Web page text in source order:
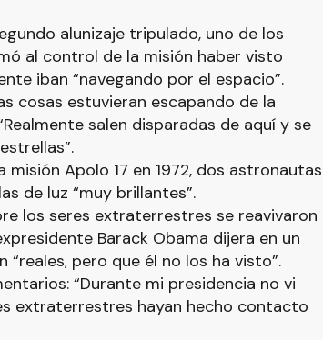
alunizaje tripulado, uno de los
al control de la misión haber visto
iban “navegando por el espacio”.
cosas estuvieran escapando de la
salen disparadas de aquí y se
Apolo 17 en 1972, dos astronautas
de luz “muy brillantes”.
los seres extraterrestres se reavivaron
Barack Obama dijera en un
pero que él no los ha visto”.
“Durante mi presidencia no vi
extraterrestres hayan hecho contacto